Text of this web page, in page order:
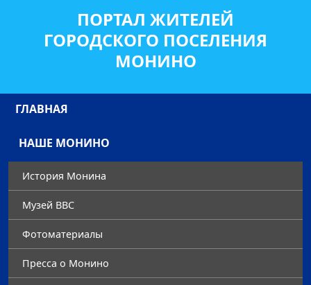
ПОРТАЛ ЖИТЕЛЕЙ
ГОРОДСКОГО ПОСЕЛЕНИЯ
МОНИНО
ГЛАВНАЯ
НАШЕ МОНИНО
История Монина
Музей ВВС
Фотоматериалы
Преccа о Монино